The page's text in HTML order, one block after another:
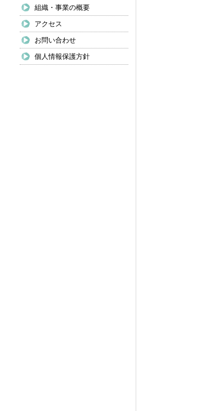
組織・事業の概要
アクセス
お問い合わせ
個人情報保護方針